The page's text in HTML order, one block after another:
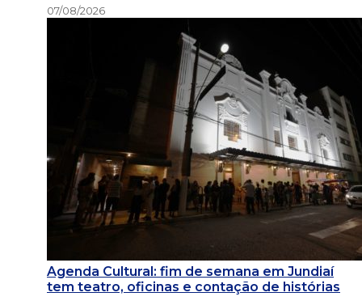
07/08/2026
Agenda Cultural: fim de semana em Jundiaí
tem teatro, oficinas e contação de histórias